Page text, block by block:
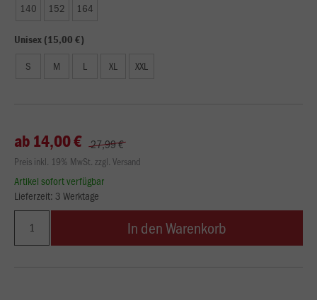
140 152 164
Unisex (15,00 €)
S M L XL XXL
ab 14,00 € 27,99 €
Preis inkl. 19% MwSt. zzgl. Versand
Artikel sofort verfügbar
Lieferzeit: 3 Werktage
In den Warenkorb